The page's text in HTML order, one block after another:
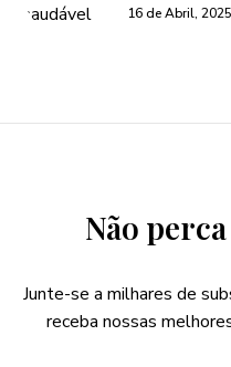
16 de Abril, 2025
Não
Junte-se a milhares de
receba nossas